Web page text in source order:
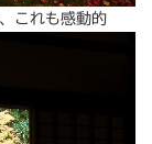
これも感動的